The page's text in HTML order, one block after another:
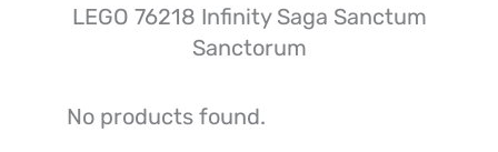
LEGO 76218 Infinity Saga Sanctum
Sanctorum
No products found.